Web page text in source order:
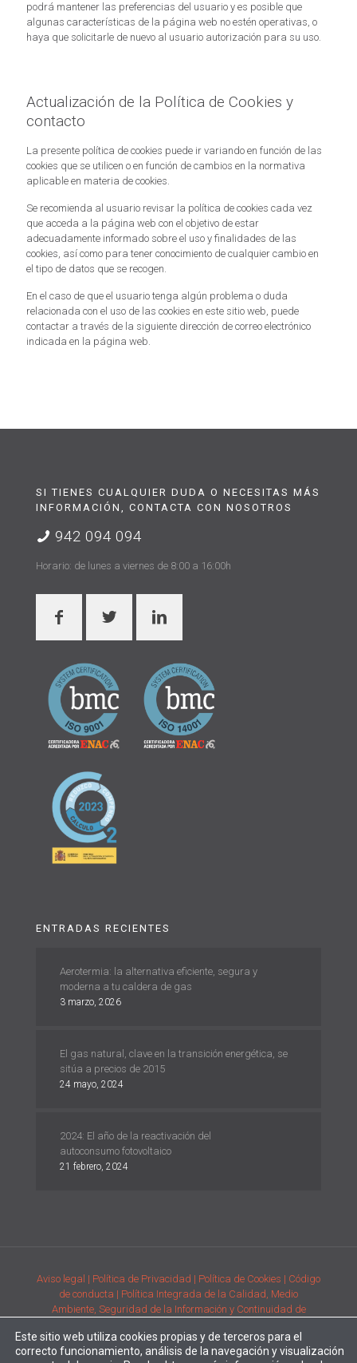
podrá mantener las preferencias del usuario y es posible que
algunas características de la página web no estén operativas, o
haya que solicitarle de nuevo al usuario autorización para su uso.
Actualización de la Política de Cookies y
contacto
La presente política de cookies puede ir variando en función de las
cookies que se utilicen o en función de cambios en la normativa
aplicable en materia de cookies.
Se recomienda al usuario revisar la política de cookies cada vez
que acceda a la página web con el objetivo de estar
adecuadamente informado sobre el uso y finalidades de las
cookies, así como para tener conocimiento de cualquier cambio en
el tipo de datos que se recogen.
En el caso de que el usuario tenga algún problema o duda
relacionada con el uso de las cookies en este sitio web, puede
contactar a través de la siguiente dirección de correo electrónico
indicada en la página web.
SI TIENES CUALQUIER DUDA O NECESITAS MÁS
INFORMACIÓN, CONTACTA CON NOSOTROS
942 094 094
Horario: de lunes a viernes de 8:00 a 16:00h
ENTRADAS RECIENTES
Aerotermia: la alternativa eficiente, segura y
moderna a tu caldera de gas
3 marzo, 2026
El gas natural, clave en la transición energética, se
sitúa a precios de 2015
24 mayo, 2024
2024: El año de la reactivación del
autoconsumo fotovoltaico
21 febrero, 2024
Aviso legal | Política de Privacidad | Política de Cookies | Código
de conducta | Política Integrada de la Calidad, Medio
Ambiente, Seguridad de la Información y Continuidad de
de productos| Comunicación de requisitos ambientales y de
prestación del servicio
Este sitio web utiliza cookies propias y de terceros para el
correcto funcionamiento, análisis de la navegación y visualización